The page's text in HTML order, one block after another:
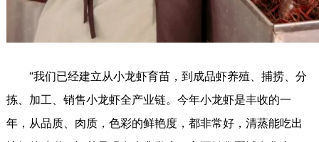
“我们已经建立从小龙虾育苗，到成品虾养殖、捕捞、分
拣、加工、销售小龙虾全产业链。今年小龙虾是丰收的一
年，从品质、肉质，色彩的鲜艳度，都非常好，清蒸能吃出